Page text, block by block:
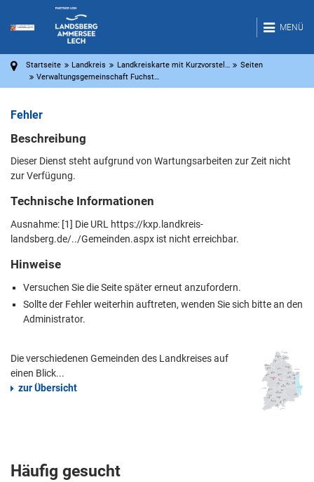
MENÜ
Startseite Landkreis Landkreiskarte mit Kurzvorstel…
Seiten
Verwaltungsgemeinschaft Fuchst…
Fehler
Beschreibung
Dieser Dienst steht aufgrund von Wartungsarbeiten zur Zeit nicht
zur Verfügung.
Technische Informationen
Ausnahme: [1] Die URL https://kxp.landkreis-
landsberg.de/../Gemeinden.aspx ist nicht erreichbar.
Hinweise
Versuchen Sie die Seite später erneut anzufordern.
Sollte der Fehler weiterhin auftreten, wenden Sie sich bitte an den
Administrator.
Die verschiedenen Gemeinden des Landkreises auf
einen Blick...
zur Übersicht
Häufig gesucht